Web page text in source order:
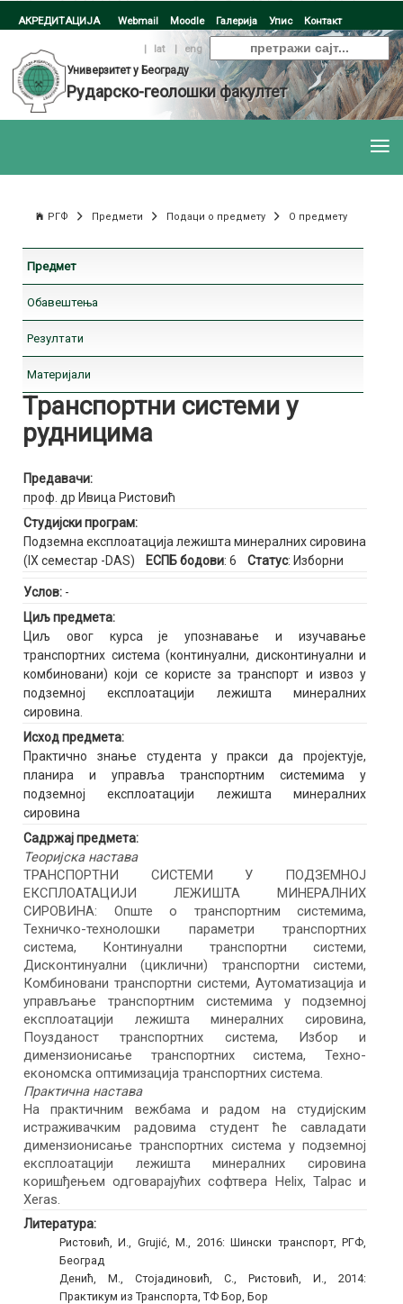
АКРЕДИТАЦИЈА Webmail Moodle Галерија Упис Контакт
| lat |
eng
Универзитет у Београду
Рударско-геолошки факултет
РГФ Предмети Подаци о предмету О предмету
Предмет
Обавештења
Резултати
Материјали
Транспортни системи у
рудницима
Предавачи:
проф. др Ивица Ристовић
Студијски програм:
Подземна експлоатација лежишта минералних сировина
(IX семестар -DAS)
ЕСПБ бодови: 6 Статус: Изборни
Услов: -
Циљ предмета:
Циљ овог курса је упознавање и изучавање
транспортних система (континуални, дисконтинуални и
комбиновани) који се користе за транспорт и извоз у
подземној експлоатацији лежишта минералних
сировина.
Исход предмета:
Практично знање студента у пракси да пројектује,
планира и управља транспортним системима у
подземној експлоатацији лежишта минералних
сировина
Садржај предмета:
Теоријска настава
ТРАНСПОРТНИ СИСТЕМИ У ПОДЗЕМНОЈ
ЕКСПЛОАТАЦИЈИ ЛЕЖИШТА МИНЕРАЛНИХ
СИРОВИНА: Опште о транспортним системима,
Техничко-технолошки параметри транспортних
система, Континуални транспортни системи,
Дисконтинуални (циклични) транспортни системи,
Комбиновани транспортни системи, Аутоматизација и
управљање транспортним системима у подземној
експлоатацији лежишта минералних сировина,
Поузданост транспортних система, Избор и
димензионисање транспортних система, Техно-
економска оптимизација транспортних система.
Практична настава
На практичним вежбама и радом на студијским
истраживачким радовима студент ће савладати
димензионисање транспортних система у подземној
експлоатацији лежишта минералних сировина
коришђењем одговарајућих софтвера Helix, Talpac и
Xeras.
Литература:
Ристовић, И., Grujić, M., 2016: Шински транспорт, РГФ,
Београд
Денић, М., Стојадиновић, С., Ристовић, И., 2014:
Практикум из Транспорта, ТФ Бор, Бор